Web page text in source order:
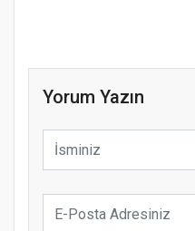
Yorum Yazın